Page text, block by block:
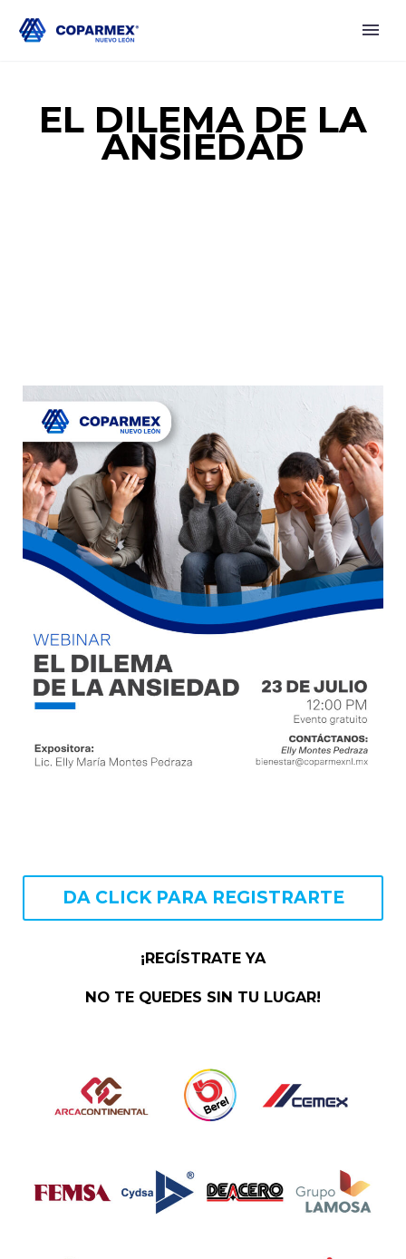
EL DILEMA DE LA
ANSIEDAD
DA CLICK PARA REGISTRARTE
¡REGÍSTRATE YA
NO TE QUEDES SIN TU LUGAR!